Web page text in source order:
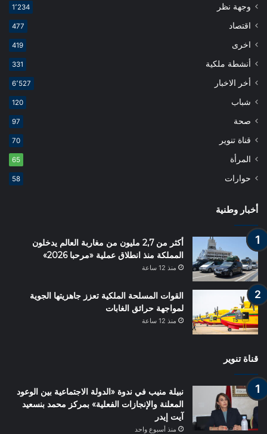
وجهة نظر 1٬234
اقتصاد 477
اخرى 419
أنشطة ملكية 331
أخر الاخبار 6٬527
شباب 120
صحة 97
قناة تنوير 70
المرأة 65
حوارات 58
أخبار وطنية
أكثر من 2,7 مليون من مغاربة العالم يدخلون
المملكة منذ انطلاق عملية «مرحبا 2026»
منذ 12 ساعة
القوات المسلحة الملكية تعزز جاهزيتها الجوية
لمواجهة حرائق الغابات
منذ 12 ساعة
قناة تنوير
نبيلة منيب في ندوة «الدولة الاجتماعية بين الوعود
المعلنة والإنجازات الفعلية» بمركز محمد بنسعيد
آيت إيدر
منذ أسبوع واحد